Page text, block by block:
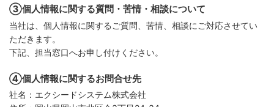
③個人情報に関する質問・苦情・相談について
当社は、個人情報に関するご質問、苦情、相談にご対応させてい
ただきます。
下記、担当窓口へお申し付けください。
④個人情報に関するお問合せ先
社名：エクシードシステム株式会社